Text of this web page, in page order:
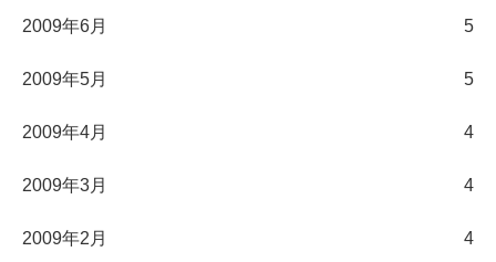
2009年6月 5
2009年5月 5
2009年4月 4
2009年3月 4
2009年2月 4